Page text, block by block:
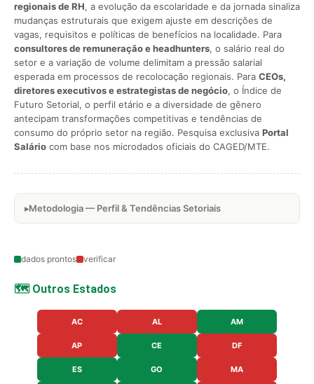
regionais de RH, a evolução da escolaridade e da jornada sinaliza
mudanças estruturais que exigem ajuste em descrições de
vagas, requisitos e políticas de benefícios na localidade. Para
consultores de remuneração e headhunters, o salário real do
setor e a variação de volume delimitam a pressão salarial
esperada em processos de recolocação regionais. Para CEOs,
diretores executivos e estrategistas de negócio, o Índice de
Futuro Setorial, o perfil etário e a diversidade de gênero
antecipam transformações competitivas e tendências de
consumo do próprio setor na região. Pesquisa exclusiva Portal
Salário com base nos microdados oficiais do CAGED/MTE.
Metodologia — Perfil & Tendências Setoriais
dados prontos verificar
🗺️ Outros Estados
AC AL AM
AP CE DF
ES GO MA